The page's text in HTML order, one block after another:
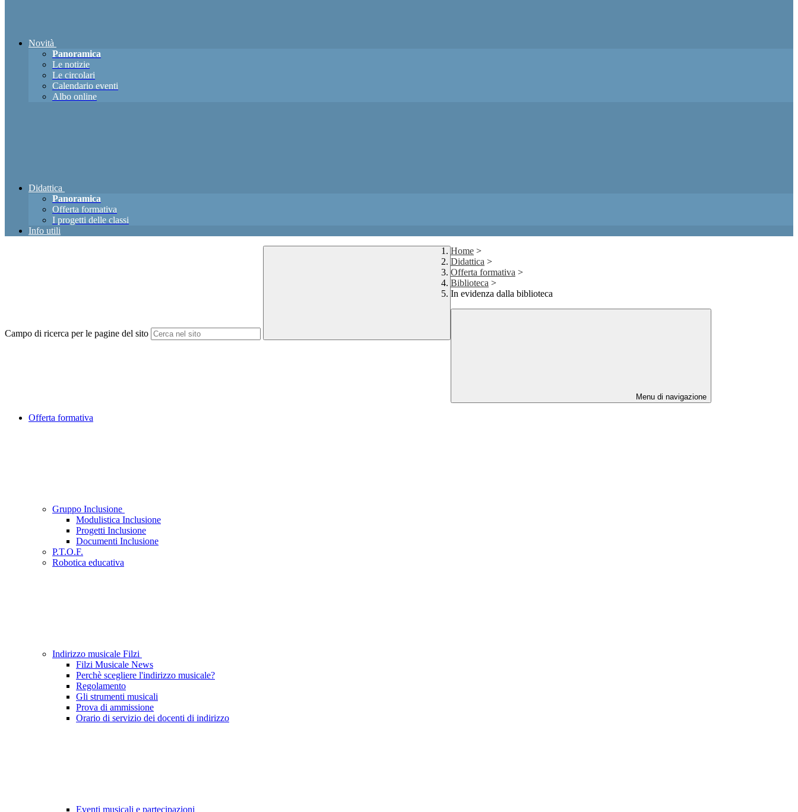
Novità
Panoramica
Le notizie
Le circolari
Calendario eventi
Albo online
Didattica
Panoramica
Offerta formativa
I progetti delle classi
Info utili
Campo di ricerca per le pagine del sito
Home >
Didattica >
Offerta formativa >
Biblioteca >
In evidenza dalla biblioteca
Menu di navigazione
Offerta formativa
Gruppo Inclusione
Modulistica Inclusione
Progetti Inclusione
Documenti Inclusione
P.T.O.F.
Robotica educativa
Indirizzo musicale Filzi
Filzi Musicale News
Perchè scegliere l'indirizzo musicale?
Regolamento
Gli strumenti musicali
Prova di ammissione
Orario di servizio dei docenti di indirizzo
Eventi musicali e partecipazioni